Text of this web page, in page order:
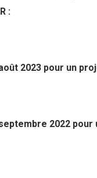
:
2023 pour un
2022